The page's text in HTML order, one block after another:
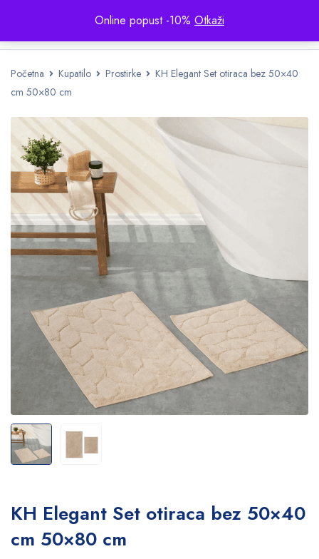
Online popust -10% Otkaži
Početna Kupatilo Prostirke
KH Elegant Set otiraca bez 50×40
cm 50×80 cm
KH Elegant Set otiraca bez 50×40
cm 50×80 cm